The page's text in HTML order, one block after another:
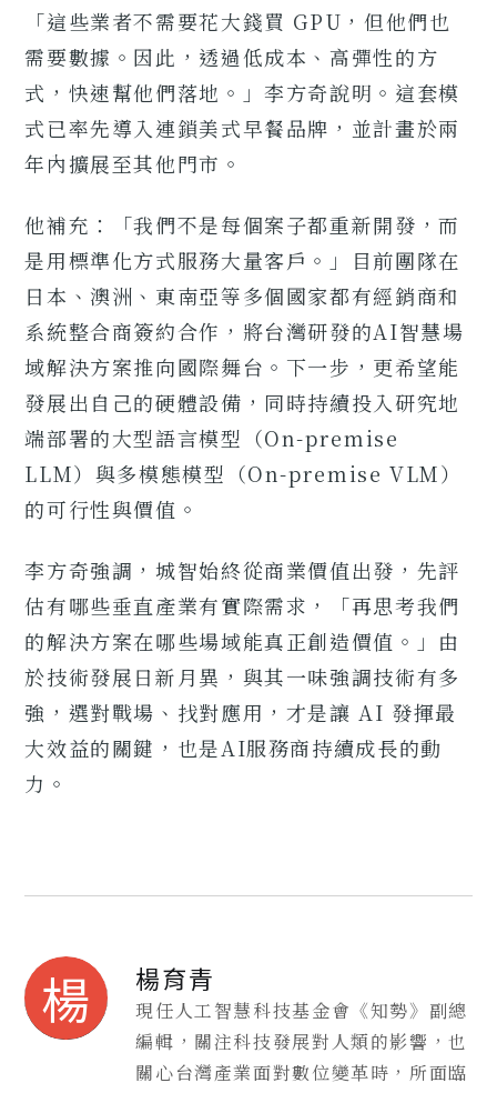
「這些業者不需要花大錢買 GPU，但他們也
需要數據。因此，透過低成本、高彈性的方
式，快速幫他們落地。」李方奇說明。這套模
式已率先導入連鎖美式早餐品牌，並計畫於兩
年內擴展至其他門市。
他補充：「我們不是每個案子都重新開發，而
是用標準化方式服務大量客戶。」目前團隊在
日本、澳洲、東南亞等多個國家都有經銷商和
系統整合商簽約合作，將台灣研發的AI智慧場
域解決方案推向國際舞台。下一步，更希望能
發展出自己的硬體設備，同時持續投入研究地
端部署的大型語言模型（On-premise
LLM）與多模態模型（On-premise VLM）
的可行性與價值。
李方奇強調，城智始終從商業價值出發，先評
估有哪些垂直產業有實際需求，「再思考我們
的解決方案在哪些場域能真正創造價值。」由
於技術發展日新月異，與其一味強調技術有多
強，選對戰場、找對應用，才是讓 AI 發揮最
大效益的關鍵，也是AI服務商持續成長的動
力。
楊 楊育青
現任人工智慧科技基金會《知勢》副總
編輯，關注科技發展對人類的影響，也
關心台灣產業面對數位變革時，所面臨